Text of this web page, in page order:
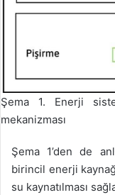
Şema 1. Enerji
mekanizması
Şema 1’den de
birincil enerji
su kaynatılması